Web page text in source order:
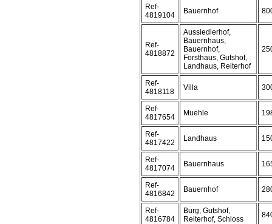
Ref-
4819104
Bauernhof
Ref-
4818872
Aussiedlerhof,
Bauernhaus,
Bauernhof,
Forsthaus, Gutshof,
Landhaus, Reiterhof
Ref-
4818118
Villa
Ref-
4817654
Muehle
Ref-
4817422
Landhaus
Ref-
4817074
Bauernhaus
Ref-
4816842
Bauernhof
Ref-
4816784
Burg, Gutshof,
Reiterhof, Schloss